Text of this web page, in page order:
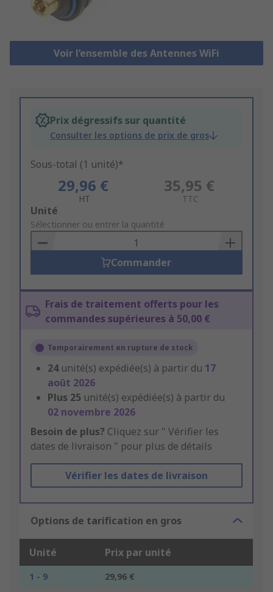
Voir l’ensemble des Antennes WiFi
Prix dégressifs sur quantité
Consulter les options de prix de gros
Sous-total (1 unité)*
29,96 €
HT
35,95 €
TTC
Add
to
Basket
Unité
Sélectionner ou entrer la quantité
Commander
Frais de traitement offerts pour les
commandes supérieures à 50,00 €
Temporairement en rupture de stock
24 unité(s) expédiée(s) à partir du 17
août 2026
Plus 25 unité(s) expédiée(s) à partir du
02 novembre 2026
Besoin de plus? Cliquez sur " Vérifier les
dates de livraison " pour plus de détails
Vérifier les dates de livraison
Options de tarification en gros
Unité Prix par unité
1 - 9
29,96 €